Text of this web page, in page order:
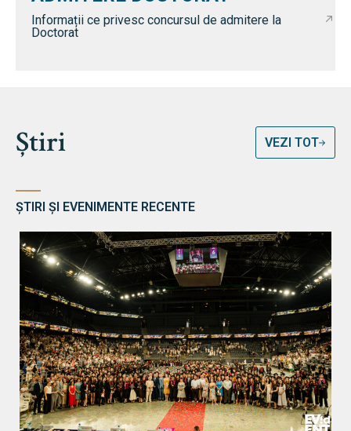
Informații ce privesc concursul de admitere la
Doctorat
Știri VEZI TOT
ȘTIRI ȘI EVENIMENTE RECENTE